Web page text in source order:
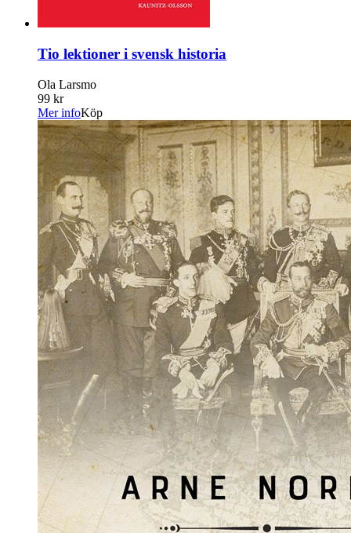
Tio lektioner i svensk historia
Ola Larsmo
99 kr
Mer infoKöp